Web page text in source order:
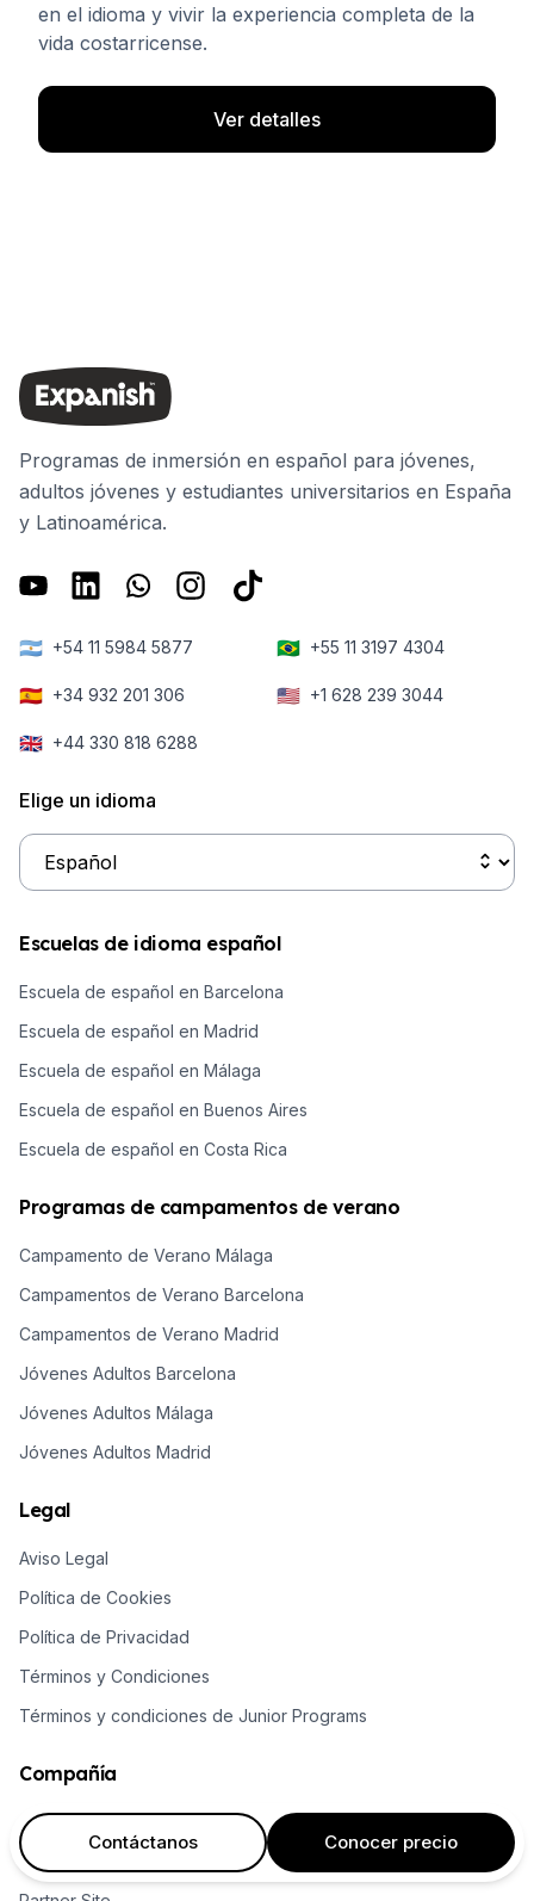
en el idioma y vivir la experiencia completa de la
vida costarricense.
Ver detalles
Programas de inmersión en español para jóvenes,
adultos jóvenes y estudiantes universitarios en España
y Latinoamérica.
🇦🇷 +54 11 5984 5877 🇧🇷 +55 11 3197 4304
🇪🇸 +34 932 201 306 🇺🇸 +1 628 239 3044
🇬🇧 +44 330 818 6288
Elige un idioma
Escuelas de idioma español
Escuela de español en Barcelona
Escuela de español en Madrid
Escuela de español en Málaga
Escuela de español en Buenos Aires
Escuela de español en Costa Rica
Programas de campamentos de verano
Campamento de Verano Málaga
Campamentos de Verano Barcelona
Campamentos de Verano Madrid
Jóvenes Adultos Barcelona
Jóvenes Adultos Málaga
Jóvenes Adultos Madrid
Legal
Aviso Legal
Política de Cookies
Política de Privacidad
Términos y Condiciones
Términos y condiciones de Junior Programs
Compañía
Sobre nosotros
Trabaja con nosotros
Contáctanos Conocer precio